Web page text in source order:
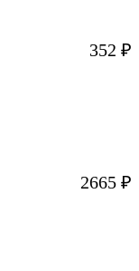
352 ₽
2665 ₽